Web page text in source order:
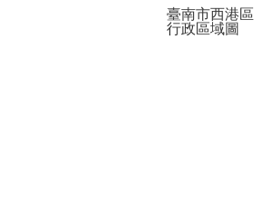
臺南市西港區
行政區域圖